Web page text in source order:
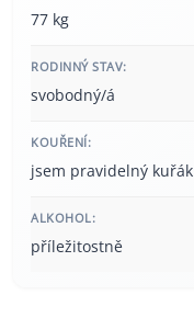
77 kg
RODINNÝ STAV:
svobodný/á
KOUŘENÍ:
jsem pravidelný kuřák
ALKOHOL:
příležitostně